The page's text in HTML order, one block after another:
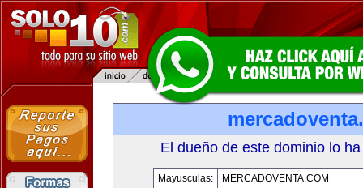
El dueño de este dominio lo
Mayusculas:
MERCADOVENTA.COM